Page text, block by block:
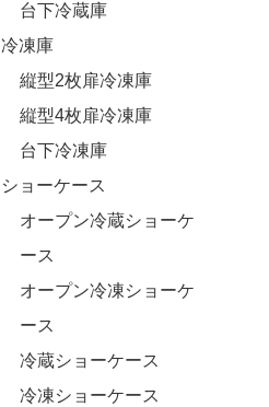
台下冷蔵庫
冷凍庫
縦型2枚扉冷凍庫
縦型4枚扉冷凍庫
台下冷凍庫
ショーケース
オープン冷蔵ショーケ
ース
オープン冷凍ショーケ
ース
冷蔵ショーケース
冷凍ショーケース